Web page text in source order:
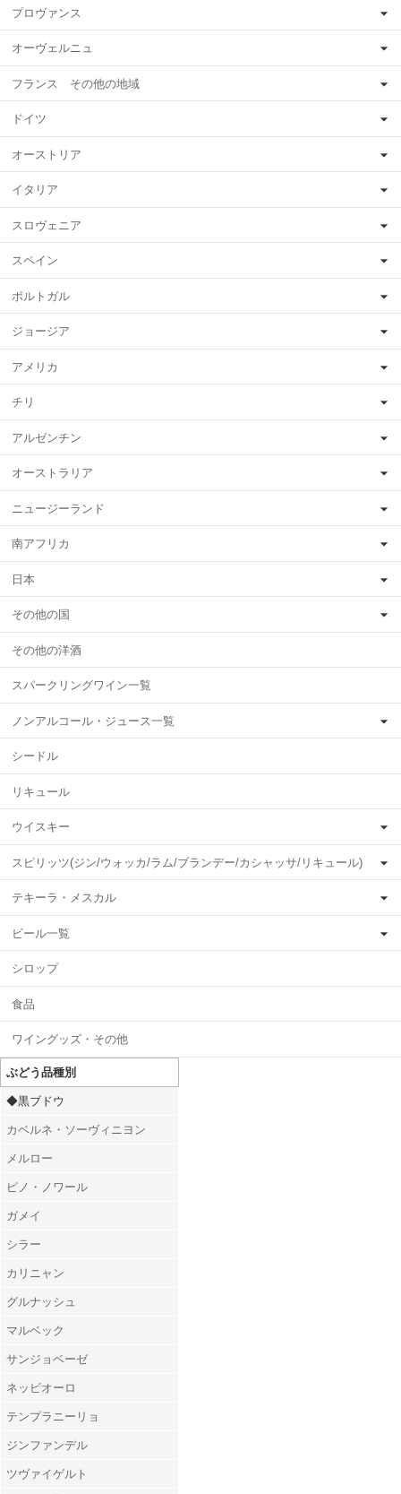
プロヴァンス
オーヴェルニュ
フランス その他の地域
ドイツ
オーストリア
イタリア
スロヴェニア
スペイン
ポルトガル
ジョージア
アメリカ
チリ
アルゼンチン
オーストラリア
ニュージーランド
南アフリカ
日本
その他の国
その他の洋酒
スパークリングワイン一覧
ノンアルコール・ジュース一覧
シードル
リキュール
ウイスキー
スピリッツ(ジン/ウォッカ/ラム/ブランデー/カシャッサ/リキュール)
テキーラ・メスカル
ビール一覧
シロップ
食品
ワイングッズ・その他
ぶどう品種別
◆黒ブドウ
カベルネ・ソーヴィニヨン
メルロー
ピノ・ノワール
ガメイ
シラー
カリニャン
グルナッシュ
マルベック
サンジョベーゼ
ネッビオーロ
テンプラニーリョ
ジンファンデル
ツヴァイゲルト